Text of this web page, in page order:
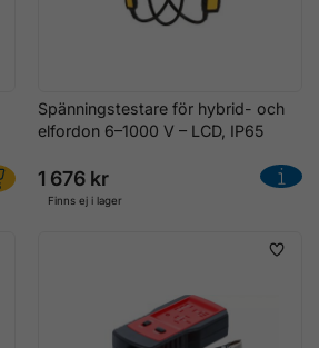
Spänningstestare för hybrid- och
elfordon 6–1000 V – LCD, IP65
1 676 kr
Finns ej i lager